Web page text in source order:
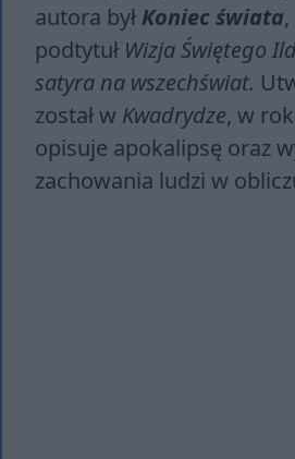
autora był Koniec świata
podtytuł Wizja Świętego
satyra na wszechświat.
został w Kwadrydze, w
opisuje apokalipsę oraz
zachowania ludzi w